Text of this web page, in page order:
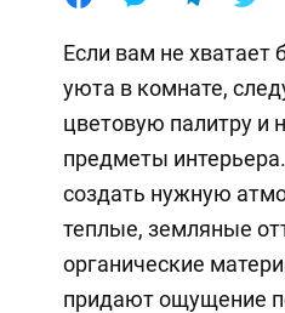
Если вам не хватает
уюта в комнате,
цветовую палитру и
предметы
создать нужную
теплые, земляные
органические
придают ощущение